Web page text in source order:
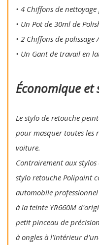
• 4 Chiffons de
• Un Pot de 30ml de
• 2 Chiffons de polissage
• Un Gant de travail en
Économique
Le stylo de retouche
pour masquer toutes les
voiture.
Contrairement aux
stylo retouche Polipaint
automobile
à la teinte YR660M
petit pinceau de
à ongles à l'intérieur